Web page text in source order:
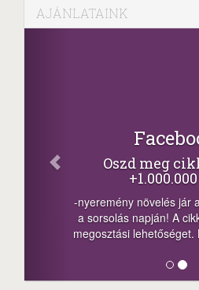
AJÁNLATAINK
Oszd meg
-nyeremény növelés jár
a sorsolás napján! A
megosztási lehetőséget.